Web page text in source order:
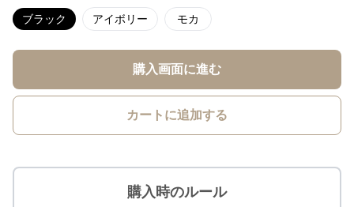
ブラック アイボリー モカ
購入画面に進む
カートに追加する
購入時のルール